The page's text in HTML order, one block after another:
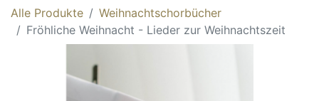
Alle Produkte
Weihnachtschorbücher
Fröhliche Weihnacht - Lieder zur Weihnachtszeit